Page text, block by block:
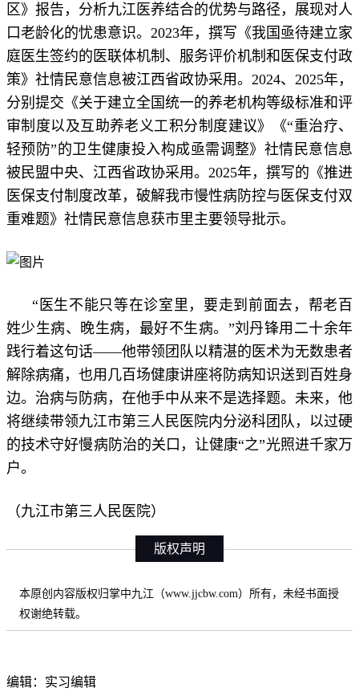
区》报告，分析九江医养结合的优势与路径，展现对人
口老龄化的忧患意识。2023年，撰写《我国亟待建立家
庭医生签约的医联体机制、服务评价机制和医保支付政
策》社情民意信息被江西省政协采用。2024、2025年，
分别提交《关于建立全国统一的养老机构等级标准和评
审制度以及互助养老义工积分制度建议》《“重治疗、
轻预防”的卫生健康投入构成亟需调整》社情民意信息
被民盟中央、江西省政协采用。2025年，撰写的《推进
医保支付制度改革，破解我市慢性病防控与医保支付双
重难题》社情民意信息获市里主要领导批示。
“医生不能只等在诊室里，要走到前面去，帮老百
姓少生病、晚生病，最好不生病。”刘丹锋用二十余年
践行着这句话——他带领团队以精湛的医术为无数患者
解除病痛，也用几百场健康讲座将防病知识送到百姓身
边。治病与防病，在他手中从来不是选择题。未来，他
将继续带领九江市第三人民医院内分泌科团队，以过硬
的技术守好慢病防治的关口，让健康“之”光照进千家万
户。
（九江市第三人民医院）
版权声明
本原创内容版权归掌中九江（www.jjcbw.com）所有，未经书面授
权谢绝转载。
编辑：实习编辑